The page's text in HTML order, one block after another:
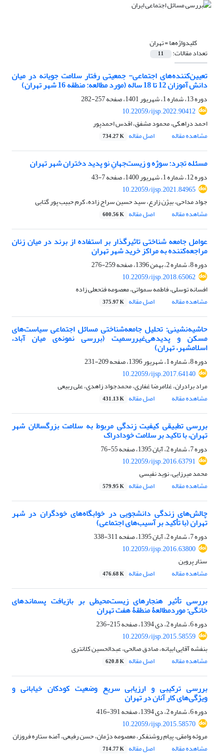
کلیدواژه‌ها =تهران
تعداد مقالات: 11
تعیین‌کننده‌های اجتماعی- جمعیتی رفتار سلامت جویانه در میان
دانش آموزان 12 تا 18 ساله (مورد مطالعه: منطقه 16 شهر تهران)
دوره 13، شماره 1، شهریور 1401، صفحه
257-282
10.22059/ijsp.2022.90412
احمد دراهکی، محمود مشفق، اقدس احمدپور
مشاهده مقاله
اصل مقاله 734.27 K
مسئله تجرد: سوژه و زیست‌جهانِ نو پدید دختران شهر تهران
دوره 12، شماره 1، شهریور 1400، صفحه
7-43
10.22059/ijsp.2021.84965
جواد مداحی، بیژن زارع، سید حسین سراج زاده، کرم حبیب پور گتابی
مشاهده مقاله
اصل مقاله 600.56 K
عوامل جامعه شناختی تاثیرگذار بر استفاده از برند در میان زنان
مراجعه‌کننده به مراکز خرید شهر تهران
دوره 8، شماره 2، بهمن 1396، صفحه
259-276
10.22059/ijsp.2018.65062
افسانه توسلی، فاطمه سمواتی، معصومه فتحعلی زاده
مشاهده مقاله
اصل مقاله 375.97 K
حاشیه‌نشینی: تحلیل جامعه‌شناختی مسائل اجتماعی سیاست‌های‌
مسکن و پدیده‏ی‌غیررسمیت (بررسی نمونه‌ی میان آباد،
اسلامشهر، تهران)
دوره 8، شماره 1، شهریور 1396، صفحه
209-231
10.22059/ijsp.2017.64140
مراد برادران، غلامرضا غفاری، محمدجواد زاهدی، علی ربیعی
مشاهده مقاله
اصل مقاله 431.13 K
بررسی تطبیقی کیفیت زندگی مربوط به سلامت بزرگسالان شهر
تهران، با تاکید بر سلامت خودادراک
دوره 7، شماره 2، آبان 1395، صفحه
55-76
10.22059/ijsp.2016.63791
محمد میرزایی، نوید نفیسی
مشاهده مقاله
اصل مقاله 579.95 K
چالش‌های زندگی دانشجویی در خوابگاه‌های خودگران در شهر
تهران (با تأکید بر آسیب‌های اجتماعی)
دوره 7، شماره 2، آبان 1395، صفحه
311-338
10.22059/ijsp.2016.63800
ستار پروین
مشاهده مقاله
اصل مقاله 476.68 K
بررسی تأثیر هنجارهای زیست‌محیطی بر بازیافت پسماندهای
خانگی: موردمطالعۀ منطقۀ هفت تهران
دوره 6، شماره 2، دی 1394، صفحه
215-236
10.22059/ijsp.2015.58559
بنفشه آقایی ابیانه، صادق صالحی، عبدالحسین کلانتری
مشاهده مقاله
اصل مقاله 620.8 K
بررسی ترکیبی و ارزیابی سریع وضعیت کودکان خیابانی و
ویژگی‌های کار آنان در تهران
دوره 6، شماره 2، دی 1394، صفحه
391-416
10.22059/ijsp.2015.58570
مروئه وامقی، پیام روشنفکر، معصومه دژمان، حسن رفیعی، آمنه ستاره فروزان
مشاهده مقاله
اصل مقاله 714.77 K